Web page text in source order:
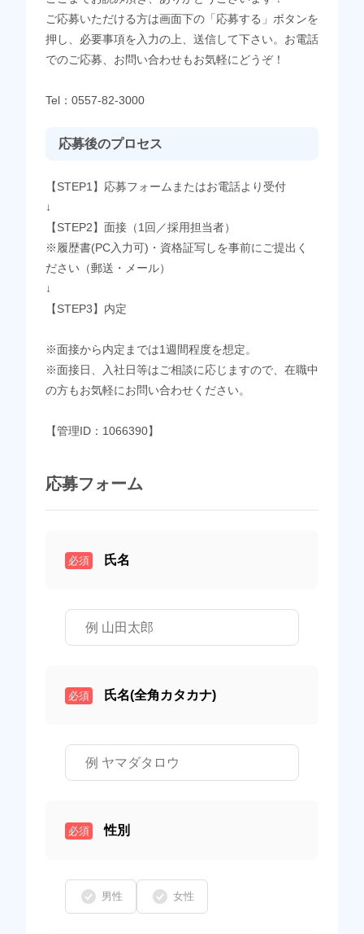
ご応募いただける方は画面下の「応募する」ボタンを
押し、必要事項を入力の上、送信して下さい。お電話
でのご応募、お問い合わせもお気軽にどうぞ！
Tel：0557-82-3000
応募後のプロセス
【STEP1】応募フォームまたはお電話より受付
↓
【STEP2】面接（1回／採用担当者）
※履歴書(PC入力可)・資格証写しを事前にご提出く
ださい（郵送・メール）
↓
【STEP3】内定
※面接から内定までは1週間程度を想定。
※面接日、入社日等はご相談に応じますので、在職中
の方もお気軽にお問い合わせください。
【管理ID：1066390】
応募フォーム
必須 氏名
必須 氏名(全角カタカナ)
必須 性別
男性 女性